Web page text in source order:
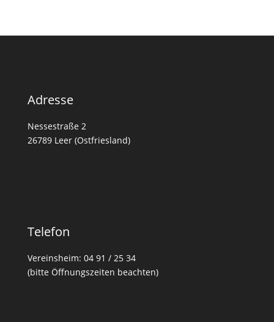
Adresse
Nessestraße 2
26789 Leer (Ostfriesland)
Telefon
Vereinsheim: 04 91 / 25 34
(bitte Öffnungszeiten beachten)